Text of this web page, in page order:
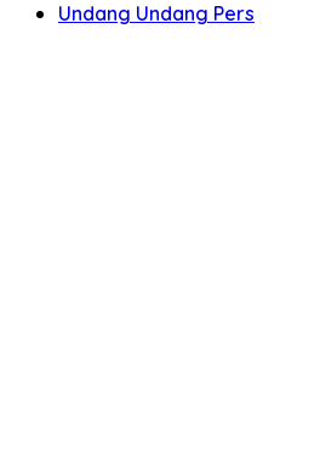
Undang Undang Pers